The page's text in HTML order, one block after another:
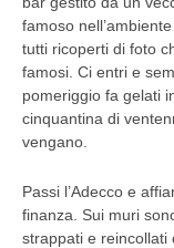
famoso
tutti ricoperti di foto
famosi. Ci entri e
pomeriggio fa gelati
cinquantina di
vengano.
Passi l’Adecco e
finanza. Sui muri
strappati e reincollati